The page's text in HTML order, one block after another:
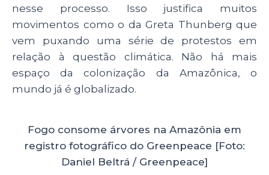
nesse processo. Isso justifica muitos
movimentos como o da Greta Thunberg que
vem puxando uma série de protestos em
relação à questão climática. Não há mais
espaço da colonização da Amazônica, o
mundo já é globalizado.
Fogo consome árvores na Amazônia em
registro fotográfico do Greenpeace [Foto:
Daniel Beltrá / Greenpeace]